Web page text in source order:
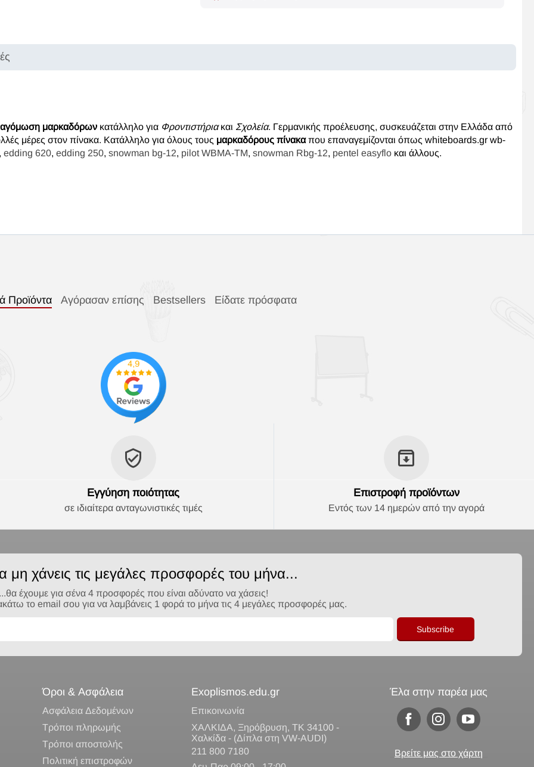
μαρκαδόρων κατάλληλο για Φροντιστήριακαι Σχολεία. Γερμανικής προέλευσης, συσκευάζεται στην Ελλάδα από
μέρες στον πίνακα. Κατάλληλο για όλους τους μαρκαδόρους πίνακαπου επαναγεμίζονται όπως whiteboards.gr wb-
, edding 620, edding 250, snowman bg-12, pilot WBMA-TM, snowman Rbg-12, pentel easyflo και άλλους.
χρωμάτων )
Προϊόντα Αγόρασαν επίσης Bestsellers Είδατε πρόσφατα
Εγγύηση ποιότητας
σε ιδιαίτερα ανταγωνιστικές τιμές
Επιστροφή προϊόντων
Εντός των 14 ημερών από την αγορά
μη χάνεις τις μεγάλες προσφορές του μήνα...
...θα έχουμε για σένα 4 προσφορές που είναι αδύνατο να χάσεις!
το email σου για να λαμβάνεις 1 φορά το μήνα τις 4 μεγάλες προσφορές μας.
Subscribe
Όροι & Ασφάλεια
Ασφάλεια Δεδομένων
Τρόποι πληρωμής
Τρόποι αποστολής
Πολιτική επιστροφών
Exoplismos.edu.gr
Επικοινωνία
ΧΑΛΚΙΔΑ, Ξηρόβρυση, ΤΚ 34100 -
Χαλκίδα - (Δίπλα στη VW-AUDI)
211 800 7180
Έλα στην παρέα μας
Βρείτε μας στο χάρτη